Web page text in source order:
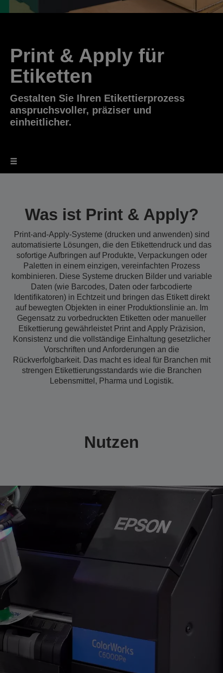
Print & Apply für
Etiketten
Gestalten Sie Ihren Etikettierprozess
anspruchsvoller, präziser und
einheitlicher.
Was ist Print & Apply?
Print-and-Apply-Systeme (drucken und anwenden) sind
automatisierte Lösungen, die den Etikettendruck und das
sofortige Aufbringen auf Produkte, Verpackungen oder
Paletten in einem einzigen, vereinfachten Prozess
kombinieren. Diese Systeme drucken Bilder und variable
Daten (wie Barcodes, Daten oder farbcodierte
Identifikatoren) in Echtzeit und bringen das Etikett direkt
auf bewegten Objekten in einer Produktionslinie an. Im
Gegensatz zu vorbedruckten Etiketten oder manueller
Etikettierung gewährleistet Print and Apply Präzision,
Konsistenz und die vollständige Einhaltung gesetzlicher
Vorschriften und Anforderungen an die
Rückverfolgbarkeit. Das macht es ideal für Branchen mit
strengen Etikettierungsstandards wie die Branchen
Lebensmittel, Pharma und Logistik.
Nutzen